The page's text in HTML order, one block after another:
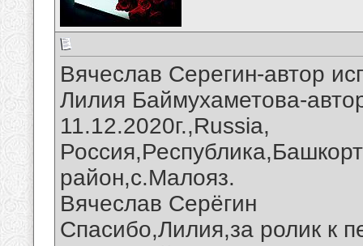
Вячеслав Серегин-автор
Лилия Баймухаметова-
11.12.2020г.,Russia,
район,с.Малояз.
Вячеслав Серёгин
Спасибо,Лилия,за ролик к